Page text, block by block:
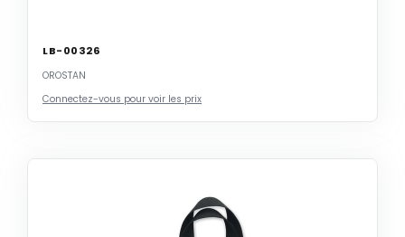
LB-00326
OROSTAN
Connectez-vous pour voir les prix